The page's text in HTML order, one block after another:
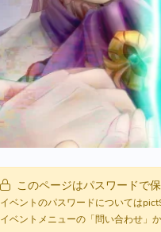
このページはパスワードで
イベントのパスワードについては
イベントメニューの「問い合わせ」